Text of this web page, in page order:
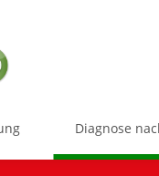
Diagnose